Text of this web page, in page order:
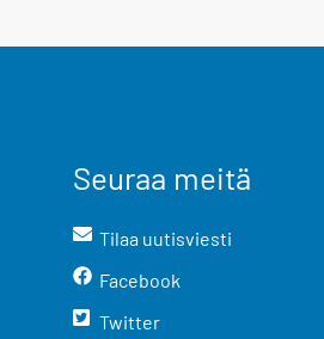
Seuraa meitä
Tilaa uutisviesti
Facebook
Twitter